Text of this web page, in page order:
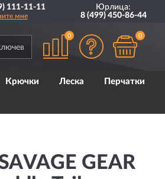
ДОСТАВИМ ПО ВСЕЙ РОССИИ
111-11-11
мне
Юрлица:
8 (499) 450-86-44
0 0
Крючки Леска Перчатки
GEAR